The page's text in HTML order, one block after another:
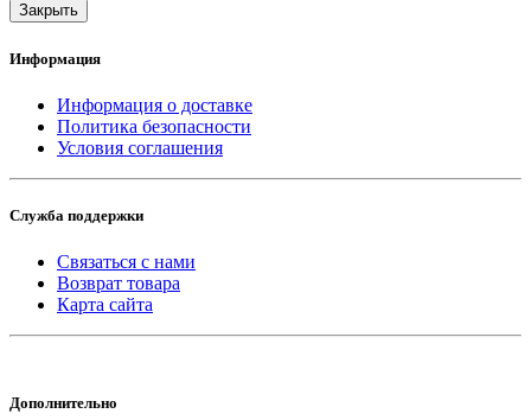
Закрыть
Информация
Информация о доставке
Политика безопасности
Условия соглашения
Служба поддержки
Связаться с нами
Возврат товара
Карта сайта
Дополнительно